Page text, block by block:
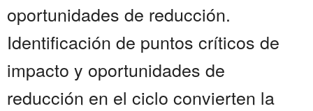
oportunidades de reducción.
Identificación de puntos críticos de
impacto y oportunidades de
reducción en el ciclo convierten la